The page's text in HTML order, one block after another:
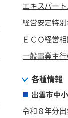
エキスパー
経営安定特
ＥＣＯ経営
一般事業主
各種情報
出雲市中
令和８年分